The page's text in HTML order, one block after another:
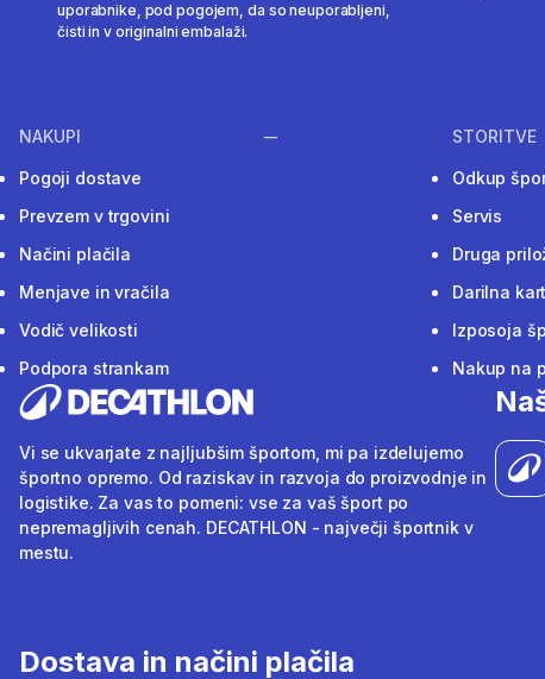
uporabnike, pod pogojem, da so neuporabljeni,
čisti in v originalni embalaži.
NAKUPI
Pogoji dostave
Prevzem v trgovini
Načini plačila
Menjave in vračila
Vodič velikosti
Podpora strankam
STORITVE
Odkup
Servis
Druga
Darilna
Izposoja
Nakup na
Vi se ukvarjate z najljubšim športom, mi pa izdelujemo
športno opremo. Od raziskav in razvoja do proizvodnje in
logistike. Za vas to pomeni: vse za vaš šport po
nepremagljivih cenah. DECATHLON - največji športnik v
mestu.
Dostava in načini plačila